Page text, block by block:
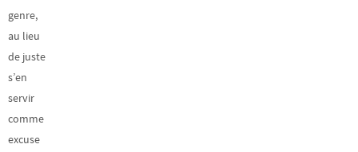
genre,
au lieu
de juste
s’en
servir
comme
excuse